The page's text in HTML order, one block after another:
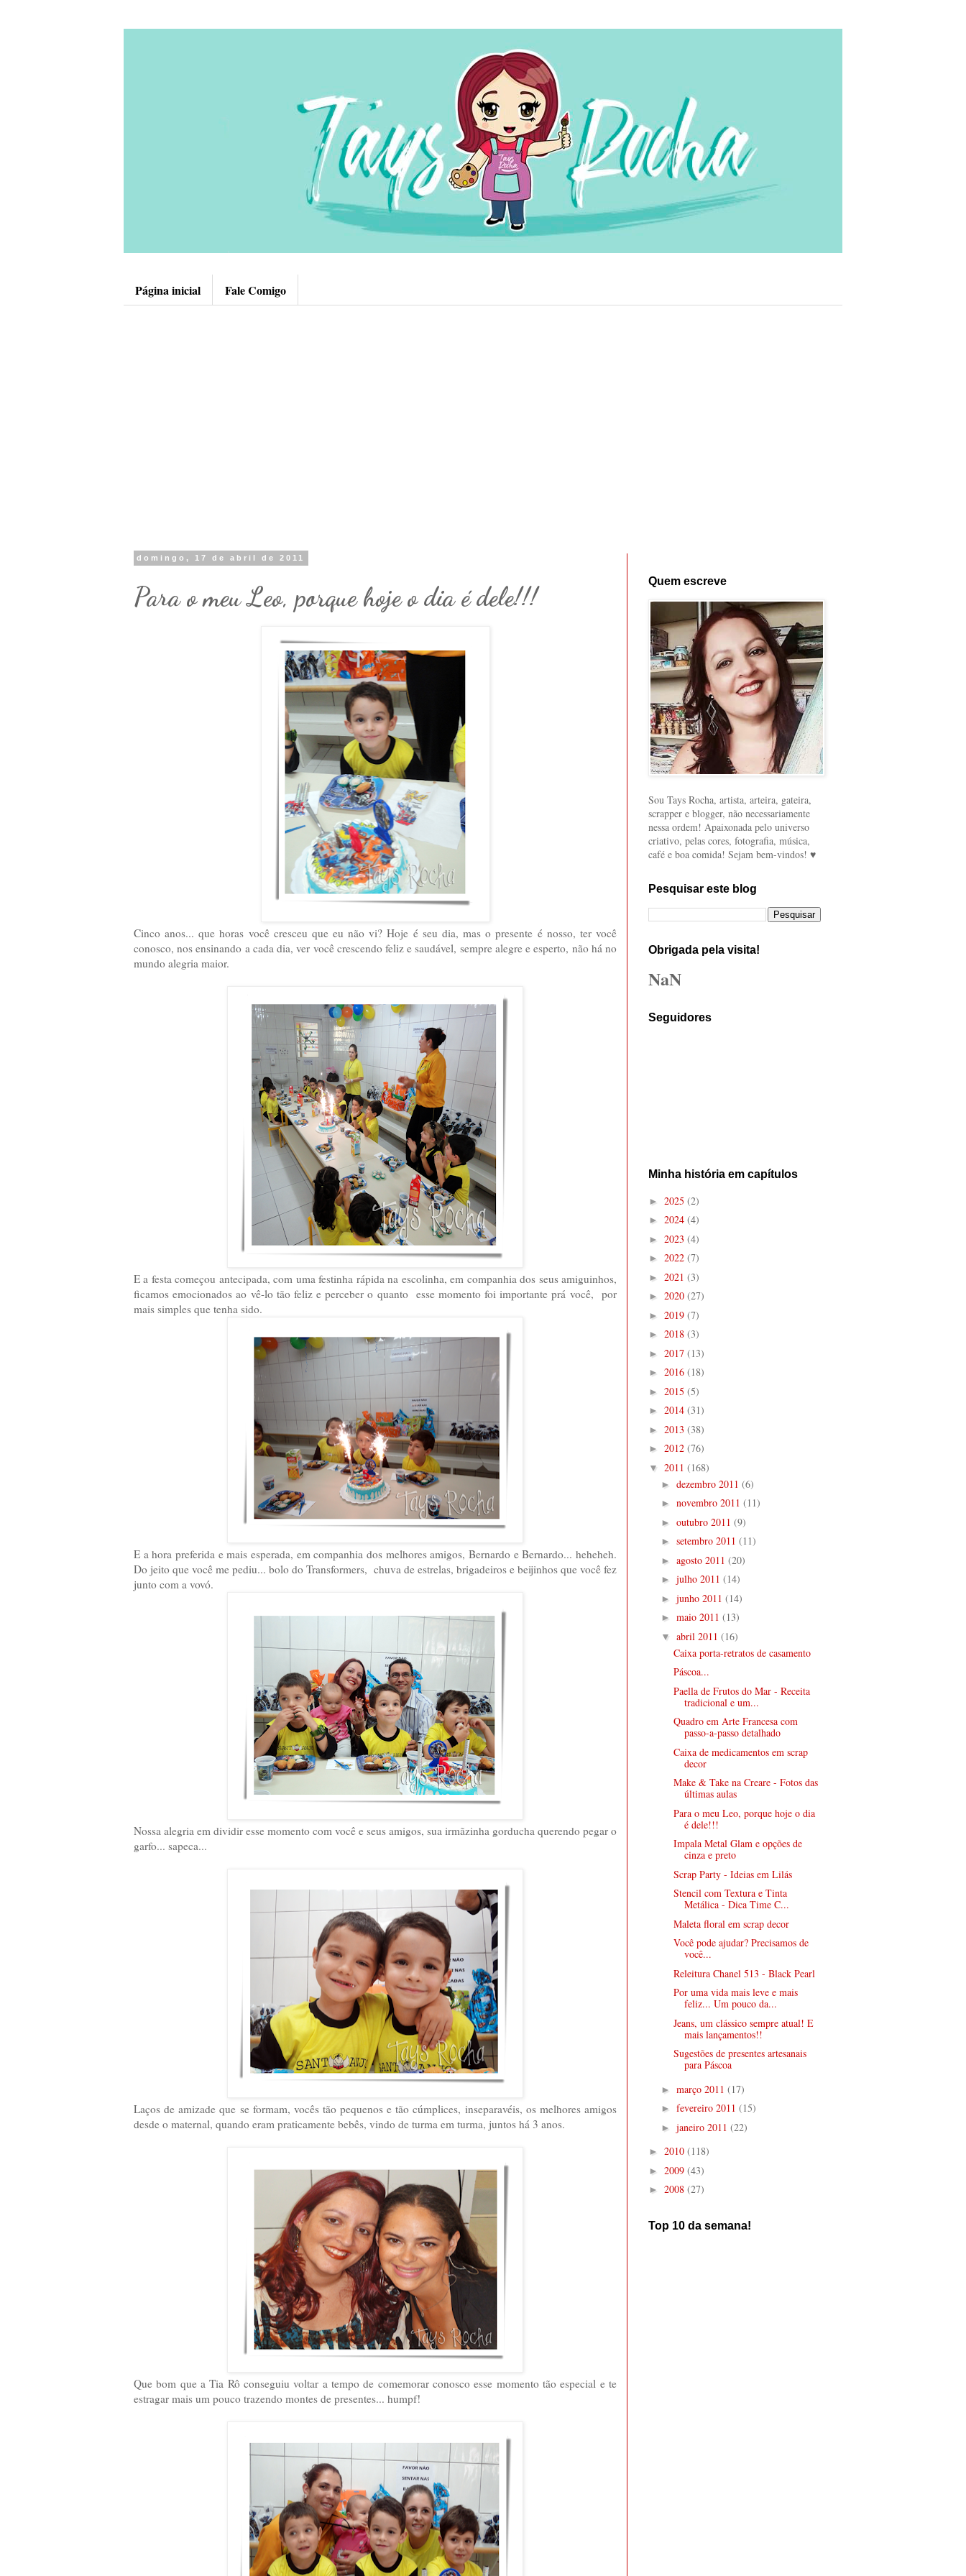
Página inicial Fale Comigo
domingo, 17 de abril de 2011
Para o meu Leo, porque hoje o dia é dele!!!
Cinco anos... que horas você cresceu que eu não vi? Hoje é seu dia, mas o presente é nosso, ter você
conosco, nos ensinando a cada dia, ver você crescendo feliz e saudável, sempre alegre e esperto, não há no
mundo alegria maior.
E a festa começou antecipada, com uma festinha rápida na escolinha, em companhia dos seus amiguinhos,
ficamos emocionados ao vê-lo tão feliz e perceber o quanto esse momento foi importante prá você, por
mais simples que tenha sido.
E a hora preferida e mais esperada, em companhia dos melhores amigos, Bernardo e Bernardo... heheheh.
Do jeito que você me pediu... bolo do Transformers, chuva de estrelas, brigadeiros e beijinhos que você fez
junto com a vovó.
Nossa alegria em dividir esse momento com você e seus amigos, sua irmãzinha gorducha querendo pegar o
garfo... sapeca...
Laços de amizade que se formam, vocês tão pequenos e tão cúmplices, inseparavéis, os melhores amigos
desde o maternal, quando eram praticamente bebês, vindo de turma em turma, juntos há 3 anos.
Que bom que a Tia Rô conseguiu voltar a tempo de comemorar conosco esse momento tão especial e te
estragar mais um pouco trazendo montes de presentes... humpf!
Quem escreve
Sou Tays Rocha, artista, arteira, gateira,
scrapper e blogger, não necessariamente
nessa ordem! Apaixonada pelo universo
criativo, pelas cores, fotografia, música,
café e boa comida! Sejam bem-vindos! ♥
Pesquisar este blog
Obrigada pela visita!
NaN
Seguidores
Minha história em capítulos
► 2025 (2)
► 2024 (4)
► 2023 (4)
► 2022 (7)
► 2021 (3)
► 2020 (27)
► 2019 (7)
► 2018 (3)
► 2017 (13)
► 2016 (18)
► 2015 (5)
► 2014 (31)
► 2013 (38)
► 2012 (76)
▼ 2011 (168)
► dezembro 2011 (6)
► novembro 2011 (11)
► outubro 2011 (9)
► setembro 2011 (11)
► agosto 2011 (20)
► julho 2011 (14)
► junho 2011 (14)
► maio 2011 (13)
▼ abril 2011 (16)
Caixa porta-retratos de casamento
Páscoa...
Paella de Frutos do Mar - Receita
tradicional e um...
Quadro em Arte Francesa com
passo-a-passo detalhado
Caixa de medicamentos em scrap
decor
Make & Take na Creare - Fotos das
últimas aulas
Para o meu Leo, porque hoje o dia
é dele!!!
Impala Metal Glam e opções de
cinza e preto
Scrap Party - Ideias em Lilás
Stencil com Textura e Tinta
Metálica - Dica Time C...
Maleta floral em scrap decor
Você pode ajudar? Precisamos de
você...
Releitura Chanel 513 - Black Pearl
Por uma vida mais leve e mais
feliz... Um pouco da...
Jeans, um clássico sempre atual! E
mais lançamentos!!
Sugestões de presentes artesanais
para Páscoa
► março 2011 (17)
► fevereiro 2011 (15)
► janeiro 2011 (22)
► 2010 (118)
► 2009 (43)
► 2008 (27)
Top 10 da semana!